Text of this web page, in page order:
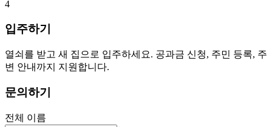
4
입주하기
열쇠를 받고 새 집으로 입주하세요. 공과금 신청, 주민 등록, 주
변 안내까지 지원합니다.
문의하기
전체 이름